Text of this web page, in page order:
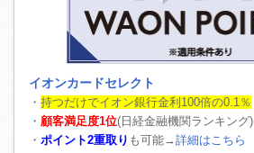
イオンカードセレクト
・ 持つだけでイオン銀行金利100倍の0.1％
・ 顧客満足度1位(日経金融機関ランキング)
・ ポイント2重取り も可能→詳細はこちら